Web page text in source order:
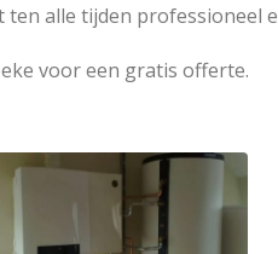
alle tijden professioneel
voor een gratis offerte.